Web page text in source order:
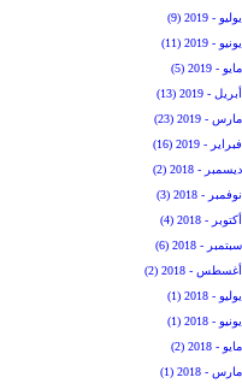
يوليو - 2019 (9)
يونيو - 2019 (11)
مايو - 2019 (5)
أبريل - 2019 (13)
مارس - 2019 (23)
فبراير - 2019 (16)
ديسمبر - 2018 (2)
نوفمبر - 2018 (3)
أكتوبر - 2018 (4)
سبتمبر - 2018 (6)
أغسطس - 2018 (2)
يوليو - 2018 (1)
يونيو - 2018 (1)
مايو - 2018 (2)
مارس - 2018 (1)